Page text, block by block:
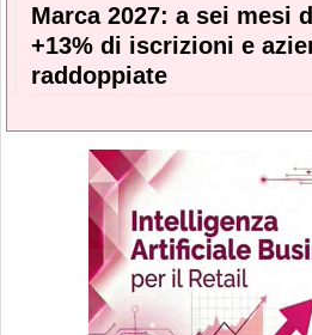
Marca 2027: a sei mesi
+13% di iscrizioni e
raddoppiate